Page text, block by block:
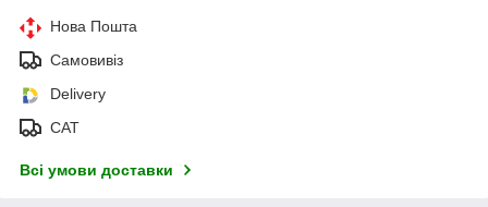
Нова Пошта
Самовивіз
Delivery
САТ
Всі умови доставки